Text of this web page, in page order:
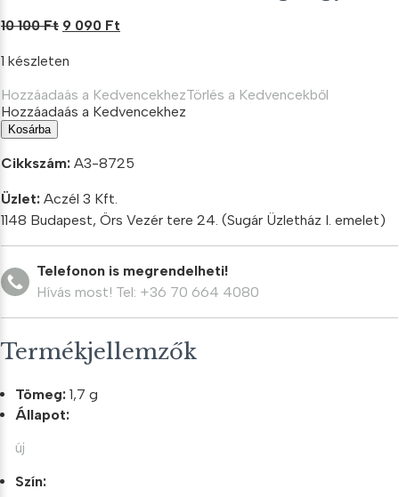
10 100Ft Original
was:
10
100 Ft.
9 090 Ft
090 Ft.
1 készleten
Hozzáadaás a KedvencekhezTörlés a Kedvencekből
Hozzáadaás a Kedvencekhez
Új
ezüst
köves
gyűrű
mennyiség
Kosárba
Cikkszám: A3-8725
Üzlet: Aczél 3 Kft.
1148 Budapest, Örs Vezér tere 24. (Sugár Üzletház I. emelet)
Telefonon is megrendelheti!
Hívás most! Tel: +36 70 664 4080
Termékjellemzők
Tömeg: 1,7 g
Állapot:
új
Szín: